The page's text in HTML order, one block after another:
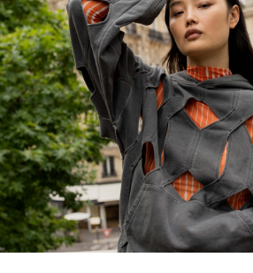
Брюки Red September
825.01.PNT04.21
О товаре
Бренд: Red September
Цвет:
Размер: